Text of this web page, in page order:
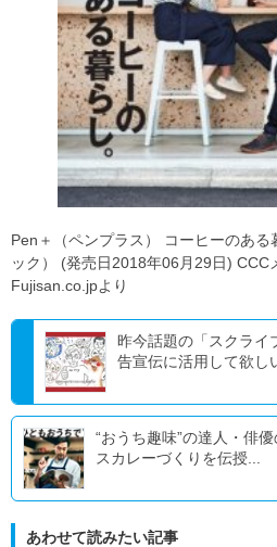
Pen＋（ペンプラス） コーヒーのある
ック） (発売日2018年06月29日) CCC
Fujisan.co.jpより
昨今話題の「スクライ
告宣伝に活用して欲し
“おうち趣味”の達人・俳
スカレーづくりを伝授...
あわせて読みたい記事